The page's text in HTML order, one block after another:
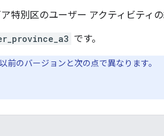
特別区のユーザー アクティビティ
です。
前のバージョンと次の点で異なります。